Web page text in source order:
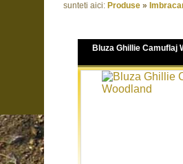
sunteti aici: Produse »
Bluza Ghillie Camuflaj